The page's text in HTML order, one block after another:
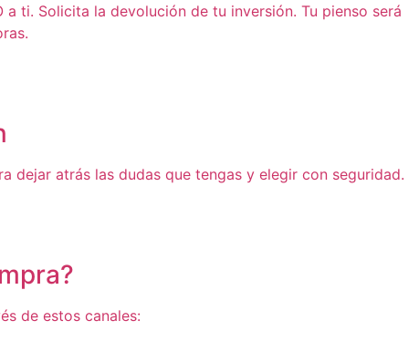
ti. Solicita la devolución de tu inversión. Tu pienso será
dejar atrás las dudas que tengas y elegir con seguridad.
de estos canales: